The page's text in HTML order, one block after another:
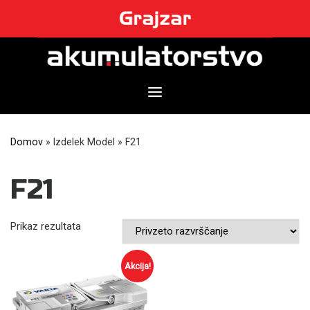
content
Domov » Izdelek Model » F21
F21
Prikaz rezultata
Akcija!